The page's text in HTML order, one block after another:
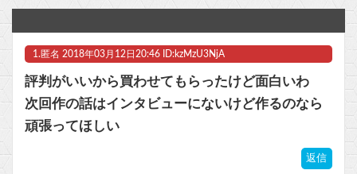
少年ジャンプの人気マンガグッズを“大量注文しキャンセル”繰り返したか 女逮捕 総額43億円以上他
【マジ注意】3.11被災者が語る『避難所では決して◯◯◯の質問にYESと答えてはいけない』のライフハックがあまりに地獄だった → うっかりYESと言った人が最悪の末路に…
1. 匿名 2018年03月12日20:46 ID:kzMzU3NjA
評判がいいから買わせてもらったけど面白いわ
次回作の話はインタビューにないけど作るのなら
頑張ってほしい
返信